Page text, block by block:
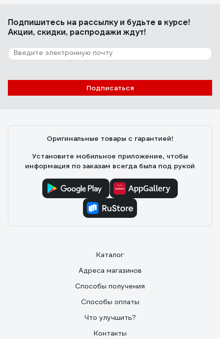
Подпишитесь на рассылкуи будьте в курсе!
Акции, скидки, распродажи ждут!
Подписаться
Оригинальные товары с гарантией!
Установите мобильное приложение, чтобы
информация по заказам всегда была под рукой
Каталог
Адреса магазинов
Способы получения
Способы оплаты
Что улучшить?
Контакты